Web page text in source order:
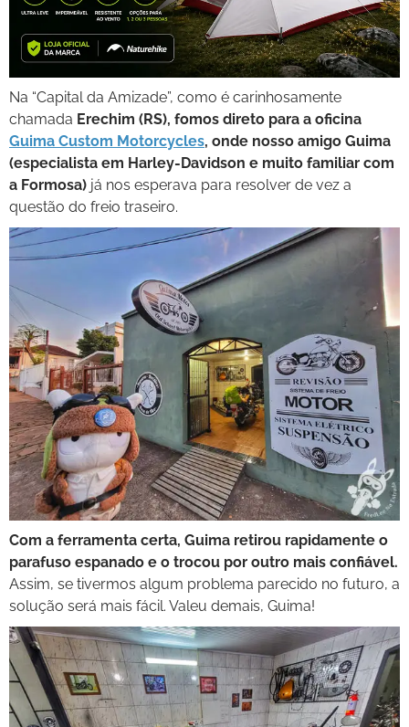
Na “Capital da Amizade”, como é carinhosamente
chamada Erechim (RS), fomos direto para a oficina
Guima Custom Motorcycles, onde nosso amigo Guima
(especialista em Harley-Davidson e muito familiar com
a Formosa) já nos esperava para resolver de vez a
questão do freio traseiro.
Com a ferramenta certa, Guima retirou rapidamente o
parafuso espanado e o trocou por outro mais confiável.
Assim, se tivermos algum problema parecido no futuro, a
solução será mais fácil. Valeu demais, Guima!